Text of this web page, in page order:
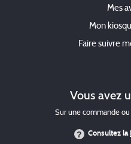
Mes
Mon
Faire suivre
Vous avez
Sur une commande
Consultez la